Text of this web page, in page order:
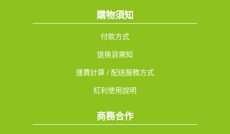
購物須知
付款方式
退換貨需知
運費計算 / 配送服務方式
紅利使用說明
商務合作